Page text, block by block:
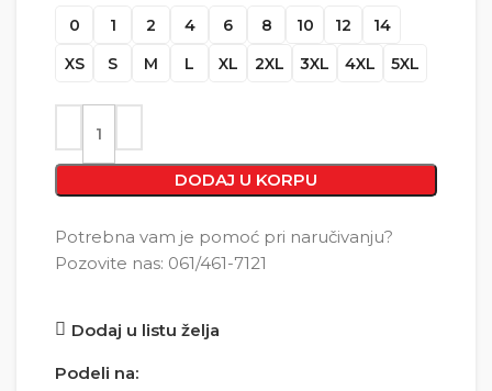
0 1 2 4 6 8 10 12
14
XS
S M L XL 2XL 3XL 4XL 5XL
DODAJ U KORPU
Potrebna vam je pomoć pri naručivanju?
Pozovite nas: 061/461-7121
Dodaj u listu želja
Podeli na: